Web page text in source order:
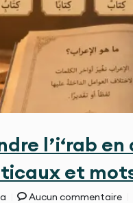
l’i‘rab
et
Aucun commentaire